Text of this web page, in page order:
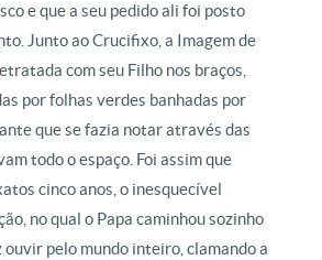
e que a seu pedido ali foi posto
Junto ao Crucifixo, a Imagem de
com seu Filho nos braços,
por folhas verdes banhadas por
que se fazia notar através das
todo o espaço. Foi assim que
cinco anos, o inesquecível
no qual o Papa caminhou sozinho
ouvir pelo mundo inteiro, clamando a